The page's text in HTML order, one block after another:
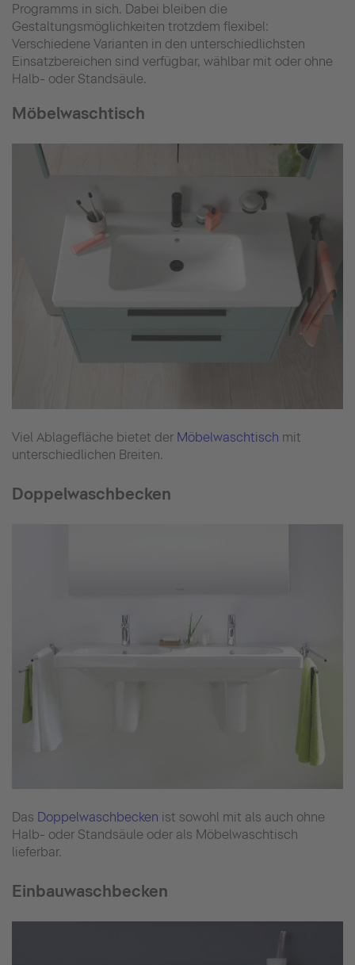
Programms in sich. Dabei bleiben die
Gestaltungsmöglichkeiten trotzdem flexibel:
Verschiedene Varianten in den unterschiedlichsten
Einsatzbereichen sind verfügbar, wählbar mit oder ohne
Halb- oder Standsäule.
Möbelwaschtisch
Viel Ablagefläche bietet der Möbelwaschtisch mit
unterschiedlichen Breiten.
Doppelwaschbecken
Das Doppelwaschbecken ist sowohl mit als auch ohne
Halb- oder Standsäule oder als Möbelwaschtisch
lieferbar.
Einbauwaschbecken